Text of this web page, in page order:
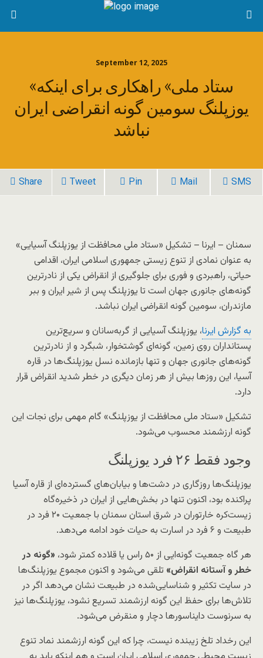
September 12, 2025
«ستاد ملی» راهکاری برای اینکه
یوزپلنگ سومین گونه انقراضی ایران
نباشد
Share Tweet Pin Mail SMS
سمنان – ایرنا – تشکیل «ستاد ملی محافظت از یوزپلنگ آسیایی»
به عنوان نمادی از تنوع زیستی جمهوری اسلامی ایران، اقدامی
حیاتی، راهبردی و فوری برای جلوگیری از انقراض یکی از نادرترین
گونه‌های جانوری جهان است تا یوزپلنگ پس از شیر ایران و ببر
مازندران، سومین گونه انقراضی ایران نباشد.
به گزارش ایرنا، یوزپلنگ آسیایی از گربه‌سانان و سریع‌ترین
پستانداران روی زمین، گونه‌ای گوشتخوار، شبگرد و از نادرترین
گونه‌های جانوری جهان و تنها بازمانده نسل یوزپلنگ‌ها در قاره
آسیا، این روزها بیش از هر زمان دیگری در خطر شدید انقراض قرار
دارد.
تشکیل «ستاد ملی محافظت از یوزپلنگ» گام مهمی برای نجات این
گونه ارزشمند محسوب می‌شود.
وجود فقط ۲۶ فرد یوزپلنگ
یوزپلنگ‌ها روزگاری در دشت‌ها و بیابان‌های گسترده‌ای از قاره آسیا
پراکنده بود، اکنون تنها در بخش‌هایی از ایران در ذخیره‌گاه
زیست‌کره خارتوران در شرق استان سمنان با جمعیت ۲۰ فرد در
طبیعت و ۶ فرد در اسارت به حیات خود ادامه می‌دهد.
هر گاه جمعیت گونه‌ایی از ۵۰ راس یا قلاده کمتر شود،
«گونه در
خطر و آستانه انقراض» تلقی می‌شود و اکنون مجموع یوزپلنگ‌ها
در سایت تکثیر و شناسایی‌شده در طبیعت نشان می‌دهد اگر در
تلاش‌ها برای حفظ این گونه ارزشمند تسریع نشود، یوزپلنگ‌ها نیز
به سرنوست دایناسورها دچار و منقرض می‌شود.
این رخداد تلخ زیبنده نیست، چرا که این گونه ارزشمند نماد تنوع